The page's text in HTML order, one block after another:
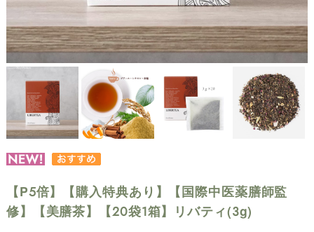
【P5倍】【購入特典あり】【国際中医薬膳師監
修】【美膳茶】【20袋1箱】リバティ(3g)